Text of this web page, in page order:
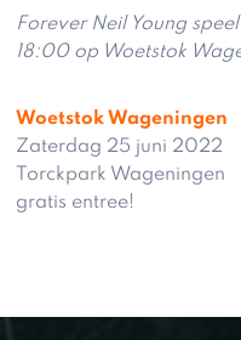
Forever Neil Young
18:00 op Woetstok
Woetstok Wageningen
Zaterdag 25 juni 2022
Torckpark Wageningen
gratis entree!